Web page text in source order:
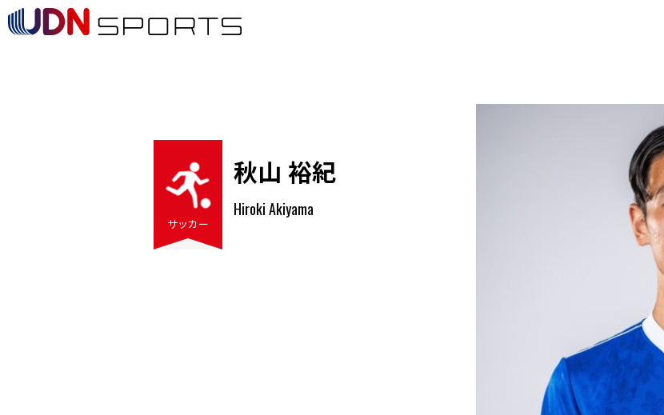
サッカー
秋山 裕紀
Hiroki Akiyama